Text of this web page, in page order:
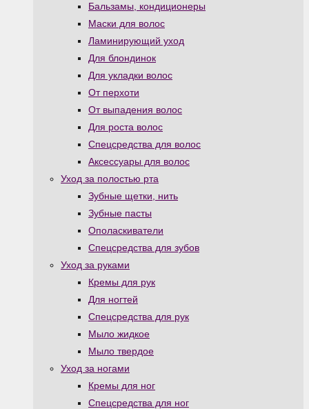
Бальзамы, кондиционеры
Маски для волос
Ламинирующий уход
Для блондинок
Для укладки волос
От перхоти
От выпадения волос
Для роста волос
Спецсредства для волос
Аксессуары для волос
Уход за полостью рта
Зубные щетки, нить
Зубные пасты
Ополаскиватели
Спецсредства для зубов
Уход за руками
Кремы для рук
Для ногтей
Спецсредства для рук
Мыло жидкое
Мыло твердое
Уход за ногами
Кремы для ног
Спецсредства для ног